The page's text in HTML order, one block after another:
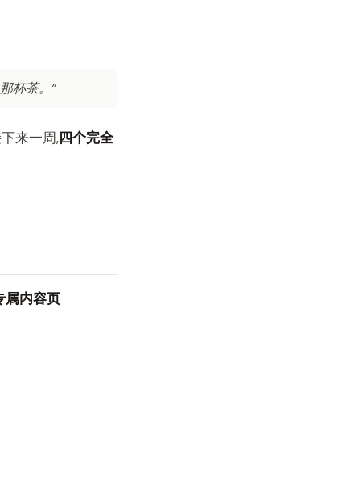
杯茶。”
来一周,四个完全
属内容页